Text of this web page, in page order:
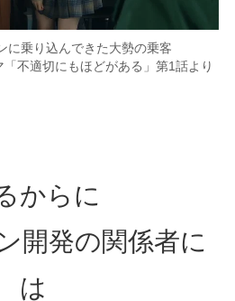
に乗り込んできた大勢の乗客
不適切にもほどがある」第1話より
からに
開発の関係者に
は